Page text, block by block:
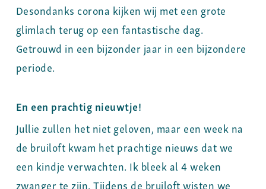
Desondanks corona kijken wij met een grote
glimlach terug op een fantastische dag.
Getrouwd in een bijzonder jaar in een bijzondere
periode.
En een prachtig nieuwtje!
Jullie zullen het niet geloven, maar een week na
de bruiloft kwam het prachtige nieuws dat we
een kindje verwachten. Ik bleek al 4 weken
zwanger te zijn. Tijdens de bruiloft wisten we